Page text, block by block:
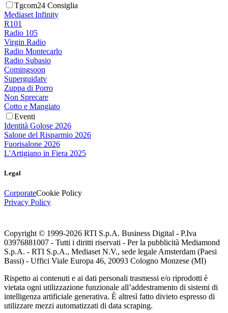
Tgcom24 Consiglia
Mediaset Infinity
R101
Radio 105
Virgin Radio
Radio Montecarlo
Radio Subasio
Comingsoon
Superguidatv
Zuppa di Porro
Non Sprecare
Cotto e Mangiato
Eventi
Identità Golose 2026
Salone del Risparmio 2026
Fuorisalone 2026
L'Artigiano in Fiera 2025
Legal
CorporateCookie Policy
Privacy Policy
Copyright © 1999-2026 RTI S.p.A. Business Digital - P.Iva
03976881007 - Tutti i diritti riservati - Per la pubblicità Mediamond
S.p.A. - RTI S.p.A., Mediaset N.V., sede legale Amsterdam (Paesi
Bassi) - Uffici Viale Europa 46, 20093 Cologno Monzese (MI)
Rispetto ai contenuti e ai dati personali trasmessi e/o riprodotti è
vietata ogni utilizzazione funzionale all’addestramento di sistemi di
intelligenza artificiale generativa. È altresì fatto divieto espresso di
utilizzare mezzi automatizzati di data scraping.